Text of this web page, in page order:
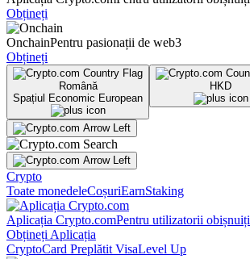
Obțineți
OnchainPentru pasionații de web3
Obțineți
Română
Spațiul Economic European
HKD
Crypto
Toate monedeleCoșuriEarnStaking
Aplicația Crypto.comPentru utilizatorii obișnuiți
Obțineți Aplicația
CryptoCard Preplătit VisaLevel Up